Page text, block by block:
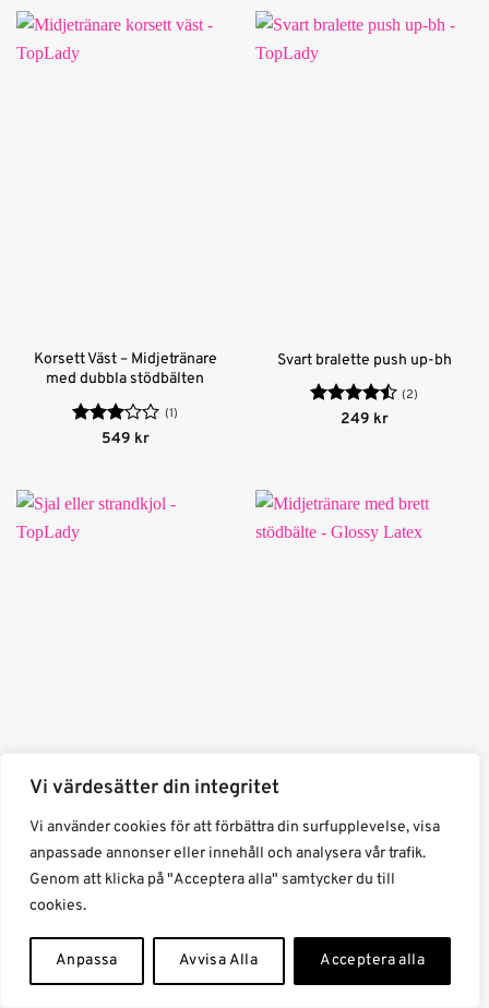
Vi värdesätter din integritet
Vi använder cookies för att förbättra din surfupplevelse, visa
anpassade annonser eller innehåll och analysera vår trafik.
Genom att klicka på "Acceptera alla" samtycker du till
cookies.
Anpassa Avvisa Alla Acceptera alla
Korsett Väst – Midjetränare
med dubbla stödbälten
Betygsatt
(1)
549 kr
Svart bralette push up-bh
Betygsatt
(2)
249 kr
149kr
Midjetränare med brett
stödbälte – Glossy Latex
av 5